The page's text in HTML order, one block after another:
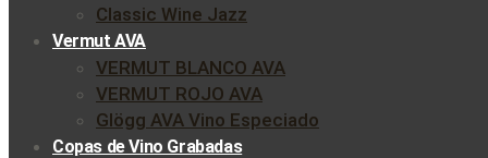
Classic Wine Jazz
Vermut AVA
VERMUT BLANCO AVA
VERMUT ROJO AVA
Glögg AVA Vino Especiado
Copas de Vino Grabadas